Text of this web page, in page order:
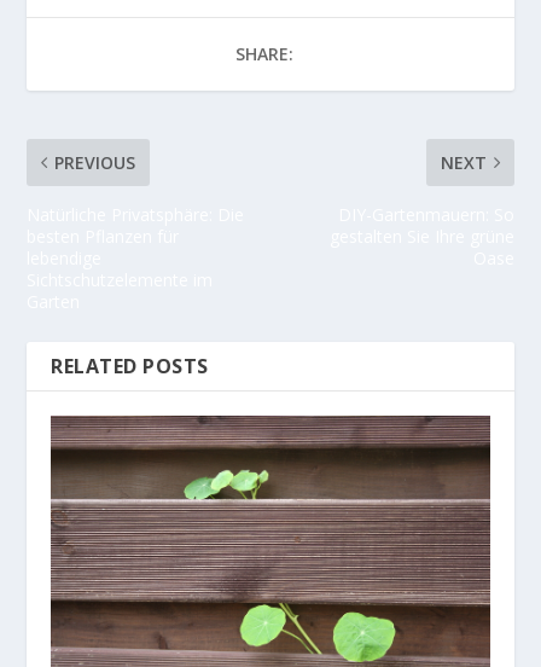
SHARE:
PREVIOUS NEXT
RELATED POSTS